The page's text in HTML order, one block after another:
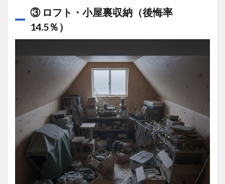
③ ロフト・小屋裏収納（後悔率
14.5％）